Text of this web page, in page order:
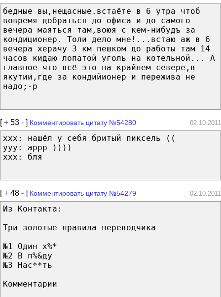
бедные вы,нещасные.встаёте в 6 утра чтоб
вовремя добраться до офиса и до самого
вечера маяться там,воюя с кем-нибудъ за
кондиционер. Толи дело мне!...встаю аж в 6
вечера херачу 3 км пешком до работы там 14
часов кидаю лопатой уголь на котельной... А
главное что всё это на крайнем севере,в
якутии,где за кондийионер и пережива не
надо;-р
[+ 53 - ] Комментировать цитату №54280 02.10.2011
ххх: нашёл у себя бритый пиксель ((
ууу: аррр ))))
ххх: бля
[+ 48 - ] Комментировать цитату №54279 02.10.2011
Из Контакта:
Три золотые правила переводчика
№1 Один х%*
№2 В п%&ду
№3 Нас**ть
Комментарии